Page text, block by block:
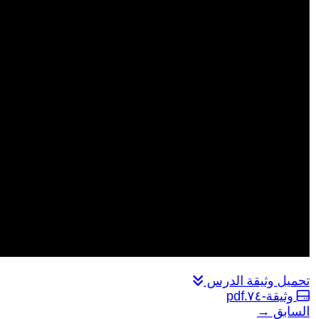
تحميل وثيقة الدرس
وثيقة-٧٤.pdf
السابق →